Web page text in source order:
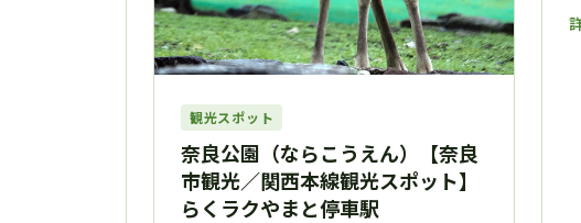
観光スポット
奈良公園（ならこうえん）【奈良
市観光／関西本線観光スポット】
らくラクやまと停車駅